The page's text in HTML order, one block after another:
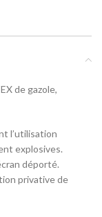
de gazole,
l’utilisation
explosives.
déporté.
privative de